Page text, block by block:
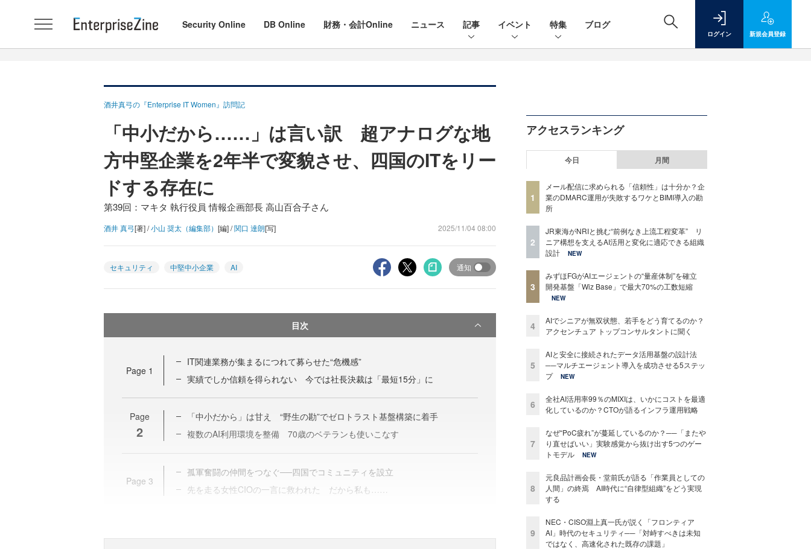
Security Online DB Online 財務・会計Online ニュース 記事 イベント 特集 ブログ
ログイン 新規会員登録
酒井真弓の『Enterprise IT Women』訪問記
「中小だから……」は言い訳 超アナログな地
方中堅企業を2年半で変貌させ、四国のITをリー
ドする存在に
第39回：マキタ 執行役員 情報企画部長 高山百合子さん
酒井 真弓[著] /小山 奨太（編集部） [編] /関口 達朗[写] 2025/11/04 08:00
セキュリティ 中堅中小企業 AI 通知
目次
Page 1
IT関連業務が集まるにつれて募らせた“危機感”
実績でしか信頼を得られない 今では社長決裁は「最短15分」に
Page
2
「中小だから」は甘え “野生の勘”でゼロトラスト基盤構築に着手
複数のAI利用環境を整備 70歳のベテランも使いこなす
Page 3
孤軍奮闘の仲間をつなぐ──四国でコミュニティを設立
先を走る女性CIOの一言に救われた だから私も……
アクセスランキング
今日 月間
1
メール配信に求められる「信頼性」は十分か？企
業のDMARC運用が失敗するワケとBIMI導入の勘
所
2
JR東海がNRIと挑む“前例なき上流工程変革” リ
ニア構想を支えるAI活用と変化に適応できる組織
設計
NEW
3
みずほFGがAIエージェントの“量産体制”を確立
開発基盤「Wiz Base」で最大70%の工数短縮
NEW
4
AIでシニアが無双状態、若手をどう育てるのか？
アクセンチュア トップコンサルタントに聞く
5
AIと安全に接続されたデータ活用基盤の設計法
──マルチエージェント導入を成功させる5ステッ
プ
NEW
6
全社AI活用率99％のMIXIは、いかにコストを最適
化しているのか？CTOが語るインフラ運用戦略
7
なぜ“PoC疲れ”が蔓延しているのか？──「またや
り直せばいい」実験感覚から抜け出す5つのゲー
トモデル
NEW
8
元良品計画会長・堂前氏が語る「作業員としての
人間」の終焉 AI時代に“自律型組織”をどう実現
する
9
NEC・CISO淵上真一氏が説く「フロンティア
AI」時代のセキュリティ──「対峙すべきは未知
ではなく、高速化された既存の課題」